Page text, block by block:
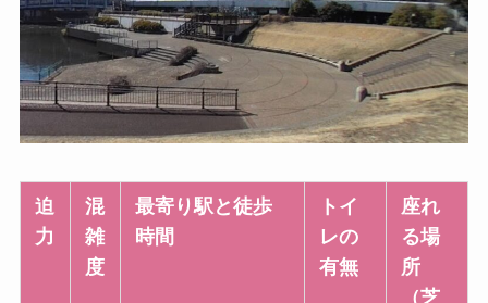
迫
力
混
雑
度
最寄り駅と徒歩
時間
トイ
レの
有無
座れ
る場
所
（芝